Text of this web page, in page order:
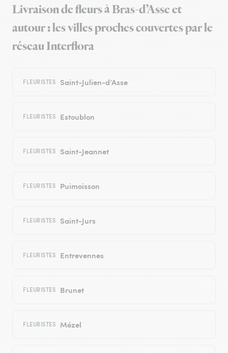
Livraison de fleurs à Bras-d’Asse et
autour : les villes proches couvertes par le
réseau Interflora
FLEURISTES Saint-Julien-d’Asse
FLEURISTES Estoublon
FLEURISTES Saint-Jeannet
FLEURISTES Puimoisson
FLEURISTES Saint-Jurs
FLEURISTES Entrevennes
FLEURISTES Brunet
FLEURISTES Mézel